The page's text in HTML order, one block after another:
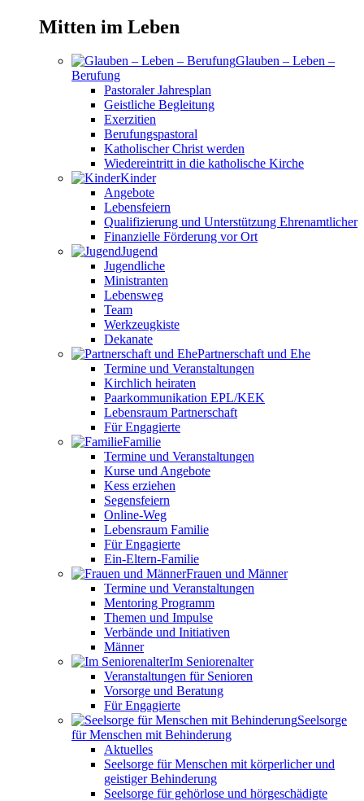
Mitten im Leben
Glauben – Leben –
Berufung
Pastoraler Jahresplan
Geistliche Begleitung
Exerzitien
Berufungspastoral
Katholischer Christ werden
Wiedereintritt in die katholische Kirche
Kinder
Angebote
Lebensfeiern
Qualifizierung und Unterstützung Ehrenamtlicher
Finanzielle Förderung vor Ort
Jugend
Jugendliche
Ministranten
Lebensweg
Team
Werkzeugkiste
Dekanate
Partnerschaft und Ehe
Termine und Veranstaltungen
Kirchlich heiraten
Paarkommunikation EPL/KEK
Lebensraum Partnerschaft
Für Engagierte
Familie
Termine und Veranstaltungen
Kurse und Angebote
Kess erziehen
Segensfeiern
Online-Weg
Lebensraum Familie
Für Engagierte
Ein-Eltern-Familie
Frauen und Männer
Termine und Veranstaltungen
Mentoring Programm
Themen und Impulse
Verbände und Initiativen
Männer
Im Seniorenalter
Veranstaltungen für Senioren
Vorsorge und Beratung
Für Engagierte
Seelsorge
für Menschen mit Behinderung
Aktuelles
Seelsorge für Menschen mit körperlicher und
geistiger Behinderung
Seelsorge für gehörlose und hörgeschädigte